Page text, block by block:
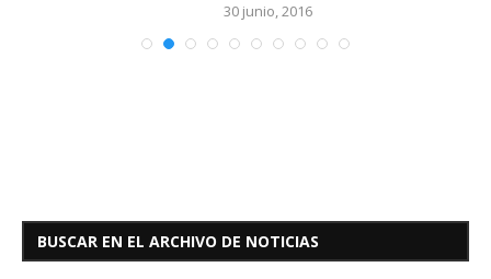
30 junio, 2016
BUSCAR EN EL ARCHIVO DE NOTICIAS